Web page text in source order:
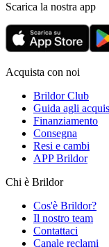
Scarica la nostra app
Acquista con noi
Brildor Club
Guida agli
Finanziamento
Consegna
Resi e cambi
APP Brildor
Chi è Brildor
Cos'è Brildor?
Il nostro team
Contattaci
Canale reclami